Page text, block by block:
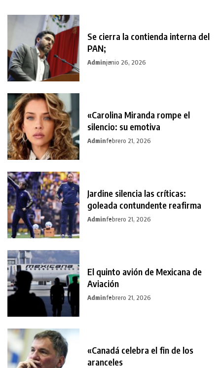
Se cierra la contienda interna del
PAN;
Adminjunio 26, 2026
«Carolina Miranda rompe el
silencio: su emotiva
Adminfebrero 21, 2026
Jardine silencia las críticas:
goleada contundente reafirma
Adminfebrero 21, 2026
El quinto avión de Mexicana de
Aviación
Adminfebrero 21, 2026
«Canadá celebra el fin de los
aranceles